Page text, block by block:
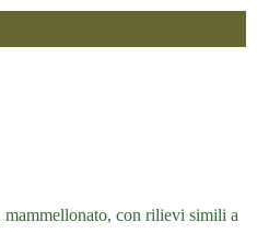
mammellonato, con rilievi simili a